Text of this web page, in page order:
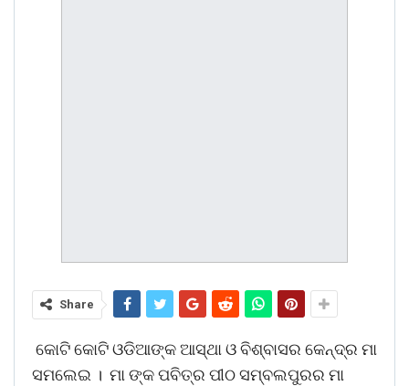
Share
କୋଟି କୋଟି ଓଡିଆଙ୍କ ଆସ୍ଥା ଓ ବିଶ୍ବାସର କେନ୍ଦ୍ର ମା
ସମଲେଇ । ମା ଙ୍କ ପବିତ୍ର ପୀଠ ସମ୍ବଲପୁରର ମା